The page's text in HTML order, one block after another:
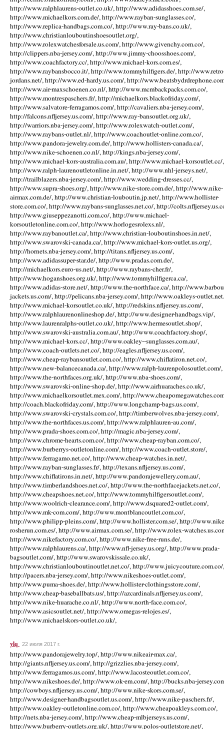
http://www.ralphlaurens-outlet.co.uk/, http://www.adidasshoes.com.se/,
http://www.michaelkors.com.de/, http://www.rayban-sunglasses.co/,
http://www.replica-handbags.com.co/, http://www.ray-bans.co.uk/,
http://www.christianlouboutinshoesoutlet.org/,
http://www.rolexwatchesforsale.us.com/, http://www.givenchy.com.co/,
http://clippers.nba-jersey.com/, http://www.jimmy-choosshoes.com/,
http://www.coachfactory.cc/, http://www.michael-kors.com.es/,
http://www.raybansbocco.it/, http://www.tommyhilfigers.de/, http://
jordans.net/, http://www.ed-hardy.us.com/, http://
http://www.air-maxschoenen.co.nl/, http://www.mcmbackpacks.com.co/,
http://www.montrespaschers.fr/, http://michaelkors.blackofriday.com/,
http://www.salvatore-ferragamos.com/, http://cavaliers.nba-jersey.com/,
http://falcons.nfljersey.us.com/, http://www.ray-bansoutlet.org.uk/,
http://warriors.nba-jersey.com/, http://www.rolexwatch-outlet.com/,
http://www.raybans-outlet.nl/, http://www.coachoutlet-online.com.co/,
http://www.pandora-jewelry.com.de/, http://www.hollisters-canada.ca/,
http://www.nike-schoenen.co.nl/, http://kings.nba-jersey.com/,
http://www.michael-kors-australia.com.au/, http://www.michael-korsoutlet.cc/,
http://www.ralph-laurenoutletonline.in.net/, http://www.nhl-jerseys.net/,
http://trailblazers.nba-jersey.com/, http://www.wedding-dresses.cc/,
http://www.supra-shoes.org/, http://www.nike-store.com.de/, http://www.nike-
airmax.com.de/, http://www.christian-louboutin.jp.net/, http://www.hollister-
store.com.co/, http://www.raybans-sunglasses.net.co/, http://
http://www.giuseppezanotti.com.co/, http://www.michael-
korsoutletonline.com.co/, http://www.horlogesrolexs.nl/,
http://www.raybanoutlet.ca/, http://www.christian-louboutinshoes.in.net/,
http://www.swarovski-canada.ca/, http://www.michael-kors-outlet.us.org/,
http://hornets.nba-jersey.com/, http://titans.nfljersey.us.com/,
http://www.adidassuper-star.de/, http://www.pradas.com.de/,
http://michaelkors.euro-us.net/, http://www.raybans-cher.fr/,
http://www.hoganshoes.org.uk/, http://www.tommyhilfigerca.ca/,
http://www.adidas-store.net/, http://www.the-northface.ca/, http://
jackets.us.com/, http://pelicans.nba-jersey.com/, http://www.oakleys-
http://www.michael-korsoutlet.co.uk/, http://redskins.nfljersey.us.com/,
http://www.ralphlaurenonlineshop.de/, http://www.designer-handbags.vip/,
http://www.laurenralphs-outlet.co.uk/, http://www.hermesoutlet.shop/,
http://www.swarovski-australia.com.au/, http://www.coachfactory.shop/,
http://www.michael-kors.cc/, http://www.oakley--sunglasses.com.au/,
http://www.coach-outlets.net.co/, http://eagles.nfljersey.us.com/,
http://www.cheap-raybansoutlet.com.co/, http://www.chiflatiron.net.co/,
http://www.new-balancecanada.ca/, http://www.ralph-laurenpolosoutlet.com/,
http://www.the-northfaces.org.uk/, http://www.nba-shoes.com/,
http://www.swarovski-online-shop.de/, http://www.airhuaraches.co.uk/,
http://www.michaelkorsoutlet.mex.com/, http://
http://coach.blackofriday.com/, http://www.longchamp-bags.us.com/,
http://www.swarovski-crystals.com.co/, http://timberwolves.nba-jersey.com/,
http://www.the-northfaces.us.com/, http://www.ralphlauren-au.com/,
http://www.prada-shoes.com.co/, http://magic.nba-jersey.com/,
http://www.chrome-hearts.com.co/, http://www.cheap-rayban.com.co/,
http://www.burberrys-outletonline.com/, http://www.coach-outlet.store/,
http://www.ferragamo.net.co/, http://www.cheap-watches.in.net/,
http://www.rayban-sunglasses.fr/, http://texans.nfljersey.us.com/,
http://www.chiflatirons.in.net/, http://www.pandorajewellery.com.au/,
http://www.timberlandshoes.net.co/, http://www.the-northfacejackets.net.co/,
http://www.cheapshoes.net.co/, http://www.tommyhilfigersoutlet.com/,
http://www.woolrich-clearance.com/, http://www.dsquared2-outlet.com/,
http://www.mk-com.com/, http://www.montblancoutlet.com.co/,
http://www.philipp-pleins.com/, http://www.hollister.com.se/, http://
rosherun.com.es/, http://www.airmax.com.se/, http://www.rolex-
http://www.nikefactory.com.co/, http://www.nike-free-runs.de/,
http://www.ralphlaurens.ca/, http://www.nfl-jersey.us.org/, http://www.prada-
bagsoutlet.com/, http://www.swarovskissale.co.uk/,
http://www.christianlouboutinoutlet.net.co/, http://www.juicycouture.com.co/,
http://pacers.nba-jersey.com/, http://www.nikeshoes-outlet.com/,
http://www.puma-shoes.de/, http://www.hollister-clothingsstore.com/,
http://www.cheap-baseballbats.us/, http://azcardinals.nfljersey.us.com/,
http://www.nike-huarache.co.nl/, http://www.north-face.com.co/,
http://www.asicsoutlet.net/, http://www.omegas-relojes.es/,
http://www.michaelskors-outlet.co.uk/,
ylq 22 июля 2017 г.
http://www.pandorajewelry.top/, http://www.nikeair-max.ca/,
http://giants.nfljersey.us.com/, http://grizzlies.nba-jersey.com/,
http://www.ferragamos.us.com/, http://www.lacosteoutlet.com.co/,
http://www.nikeshoes.de/, http://www.ok-em.com/, http://bucks.nba-
http://cowboys.nfljersey.us.com/, http://www.nike-skors.com.se/,
http://www.designer-handbagsoutlet.us.com/, http://www.nike-paschers.fr/,
http://www.oakley-outletonline.com.co/, http://www.cheapoakleys.com.co/,
http://nets.nba-jersey.com/, http://www.cheap-mlbjerseys.us.com/,
http://www.burberry-outlets.org.uk/, http://www.polos-outletstore.net/,